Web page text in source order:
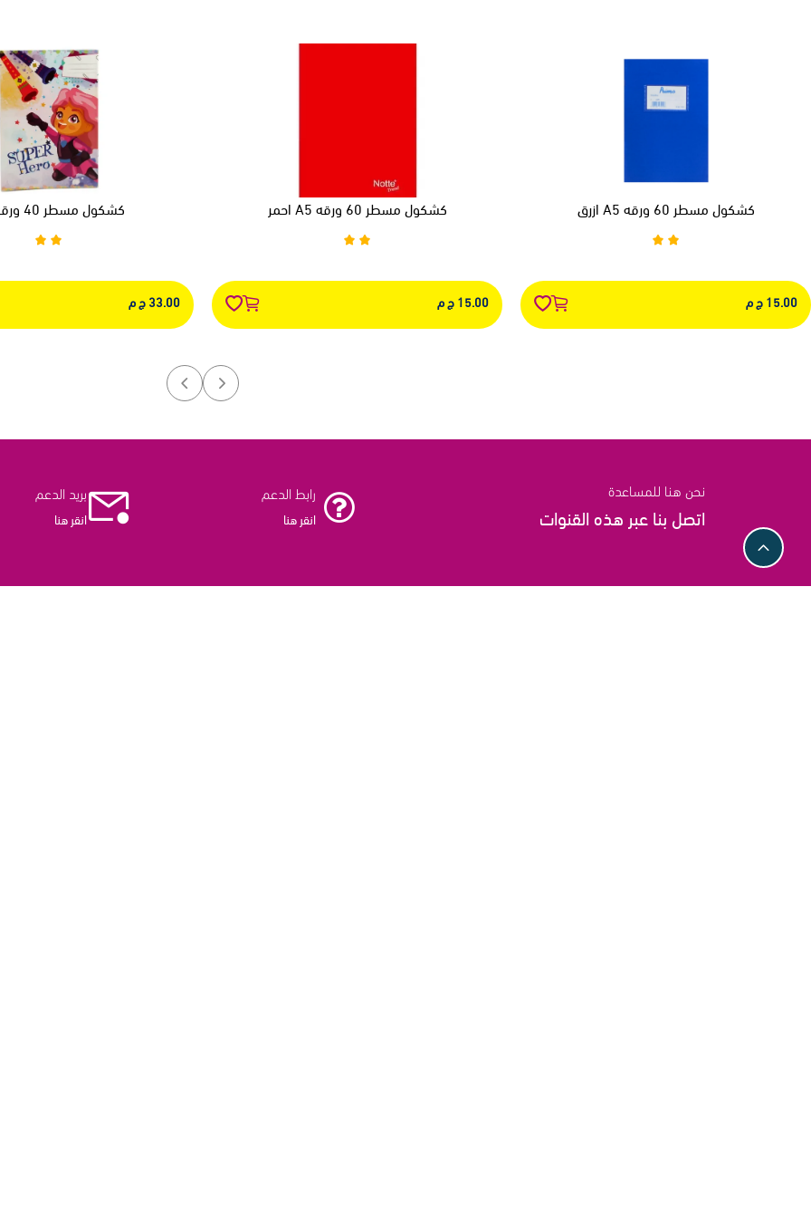
كشكول مسطر 60 ورقه A5 ازرق
15.00 ج م
كشكول مسطر 60 ورقه A5 احمر
15.00 ج م
كشكول مسطر 40 ورقه A4
33.00 ج م
نحن هنا للمساعدة
اتصل بنا عبر هذه القنوات
رابط الدعم
انقر هنا
بريد الدعم
انقر هنا